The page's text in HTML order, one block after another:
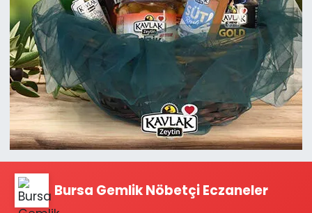
Bursa Gemlik Nöbetçi Eczaneler